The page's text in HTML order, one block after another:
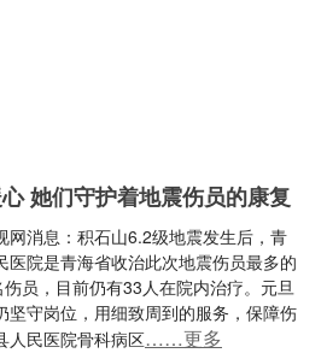
她们守护着地震伤员的康复
网消息：积石山6.2级地震发生后，青
医院是青海省收治此次地震伤员最多的
员，目前仍有33人在院内治疗。元旦
坚守岗位，用细致周到的服务，保障伤
人民医院骨科病区……更多